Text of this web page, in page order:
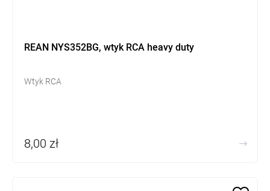
REAN NYS352BG, wtyk RCA heavy duty
Wtyk RCA
8,00 zł